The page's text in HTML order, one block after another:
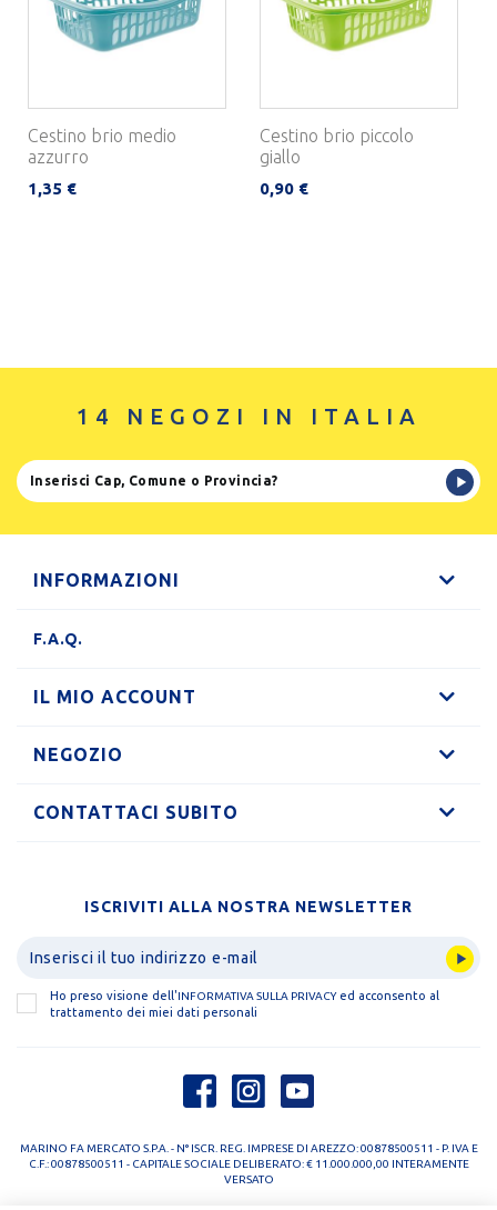
Cestino brio medio
azzurro
1,35 €
Cestino brio piccolo
giallo
0,90 €
14 NEGOZI IN ITALIA
INFORMAZIONI
F.A.Q.
IL MIO ACCOUNT
NEGOZIO
CONTATTACI SUBITO
ISCRIVITI ALLA NOSTRA NEWSLETTER
Ho preso visione dell'INFORMATIVA SULLA PRIVACYed acconsento al
trattamento dei miei dati personali
MARINO FA MERCATO S.P.A. - N° ISCR. REG. IMPRESE DI AREZZO: 00878500511 - P. IVA E
C.F.: 00878500511 - CAPITALE SOCIALE DELIBERATO: € 11.000.000,00 INTERAMENTE
VERSATO